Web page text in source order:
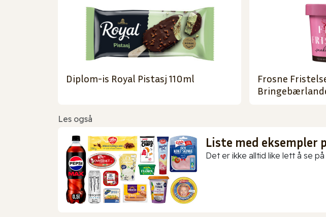
Diplom-is Royal Pistasj 110ml
Frosne
Les også
Liste med eksempler
Det er ikke alltid like lett å se